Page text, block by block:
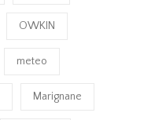
OWKIN
meteo
Marignane